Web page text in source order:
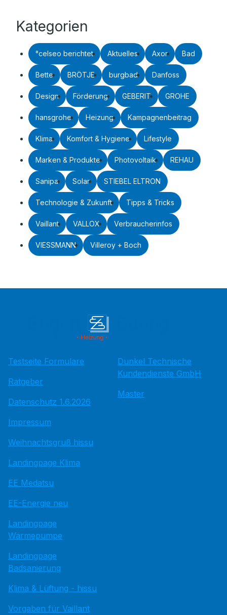
Kategorien
°celseo berichtet Aktuelles Axor Bad
Bette BRÖTJE burgbad Danfoss
Design Förderung GEBERIT GROHE
hansgrohe Heizung Kampagnenbeitrag
Klima Komfort & Hygiene Lifestyle
Marken & Produkte Photovoltaik REHAU
Sanipa Solar STIEBEL ELTRON
Technologie & Zukunft Tipps & Tricks
Vaillant VALLOX Verbraucherinfos
VIESSMANN Villeroy + Boch
Testseite Formulare
Ratgeber
Datenschutz 1.6.2026
Impressum
Weihnachtsgruß hissu
Landingpage Klima
EE Medatsu
EE-Energie neu
Landingpage
Wärmepumpe
Landingpage
Badsanierung
Klima & Lüftung - hissu
Vorgaben für Vaillant
Dunkel Technische
Kundendienste GmbH
Master